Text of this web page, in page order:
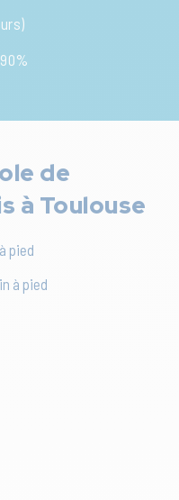
90%
de
à Toulouse
pied
à pied